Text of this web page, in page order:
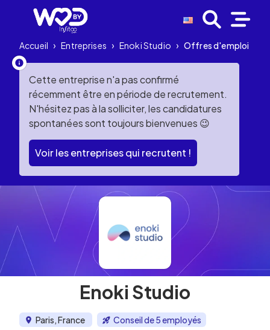
Accueil › Entreprises › Enoki Studio › Offres d'emploi
Cette entreprise n'a pas confirmé
récemment être en période de recrutement.
N'hésitez pas à la solliciter, les candidatures
spontanées sont toujours bienvenues 😉
Voir les entreprises qui recrutent !
Enoki Studio
Paris, France
Conseil de 5 employés